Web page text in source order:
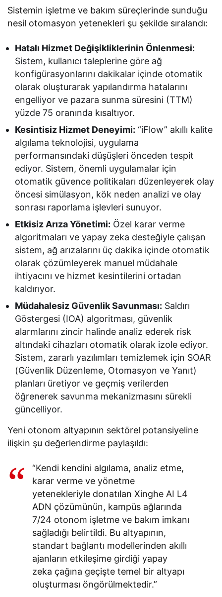
Sistemin işletme ve bakım süreçlerinde sunduğu
nesil otomasyon yetenekleri şu şekilde sıralandı:
Hatalı Hizmet Değişikliklerinin Önlenmesi:
Sistem, kullanıcı taleplerine göre ağ
konfigürasyonlarını dakikalar içinde otomatik
olarak oluşturarak yapılandırma hatalarını
engelliyor ve pazara sunma süresini (TTM)
yüzde 75 oranında kısaltıyor.
Kesintisiz Hizmet Deneyimi: “iFlow” akıllı kalite
algılama teknolojisi, uygulama
performansındaki düşüşleri önceden tespit
ediyor. Sistem, önemli uygulamalar için
otomatik güvence politikaları düzenleyerek olay
öncesi simülasyon, kök neden analizi ve olay
sonrası raporlama işlevleri sunuyor.
Etkisiz Arıza Yönetimi: Özel karar verme
algoritmaları ve yapay zeka desteğiyle çalışan
sistem, ağ arızalarını üç dakika içinde otomatik
olarak çözümleyerek manuel müdahale
ihtiyacını ve hizmet kesintilerini ortadan
kaldırıyor.
Müdahalesiz Güvenlik Savunması: Saldırı
Göstergesi (IOA) algoritması, güvenlik
alarmlarını zincir halinde analiz ederek risk
altındaki cihazları otomatik olarak izole ediyor.
Sistem, zararlı yazılımları temizlemek için SOAR
(Güvenlik Düzenleme, Otomasyon ve Yanıt)
planları üretiyor ve geçmiş verilerden
öğrenerek savunma mekanizmasını sürekli
güncelliyor.
Yeni otonom altyapının sektörel potansiyeline
ilişkin şu değerlendirme paylaşıldı:
“Kendi kendini algılama, analiz etme,
karar verme ve yönetme
yetenekleriyle donatılan Xinghe AI L4
ADN çözümünün, kampüs ağlarında
7/24 otonom işletme ve bakım imkanı
sağladığı belirtildi. Bu altyapının,
standart bağlantı modellerinden akıllı
ajanların etkileşime girdiği yapay
zeka çağına geçişte temel bir altyapı
oluşturması öngörülmektedir.”